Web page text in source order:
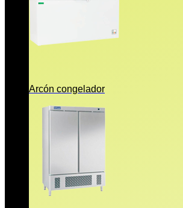
Arcón congelador